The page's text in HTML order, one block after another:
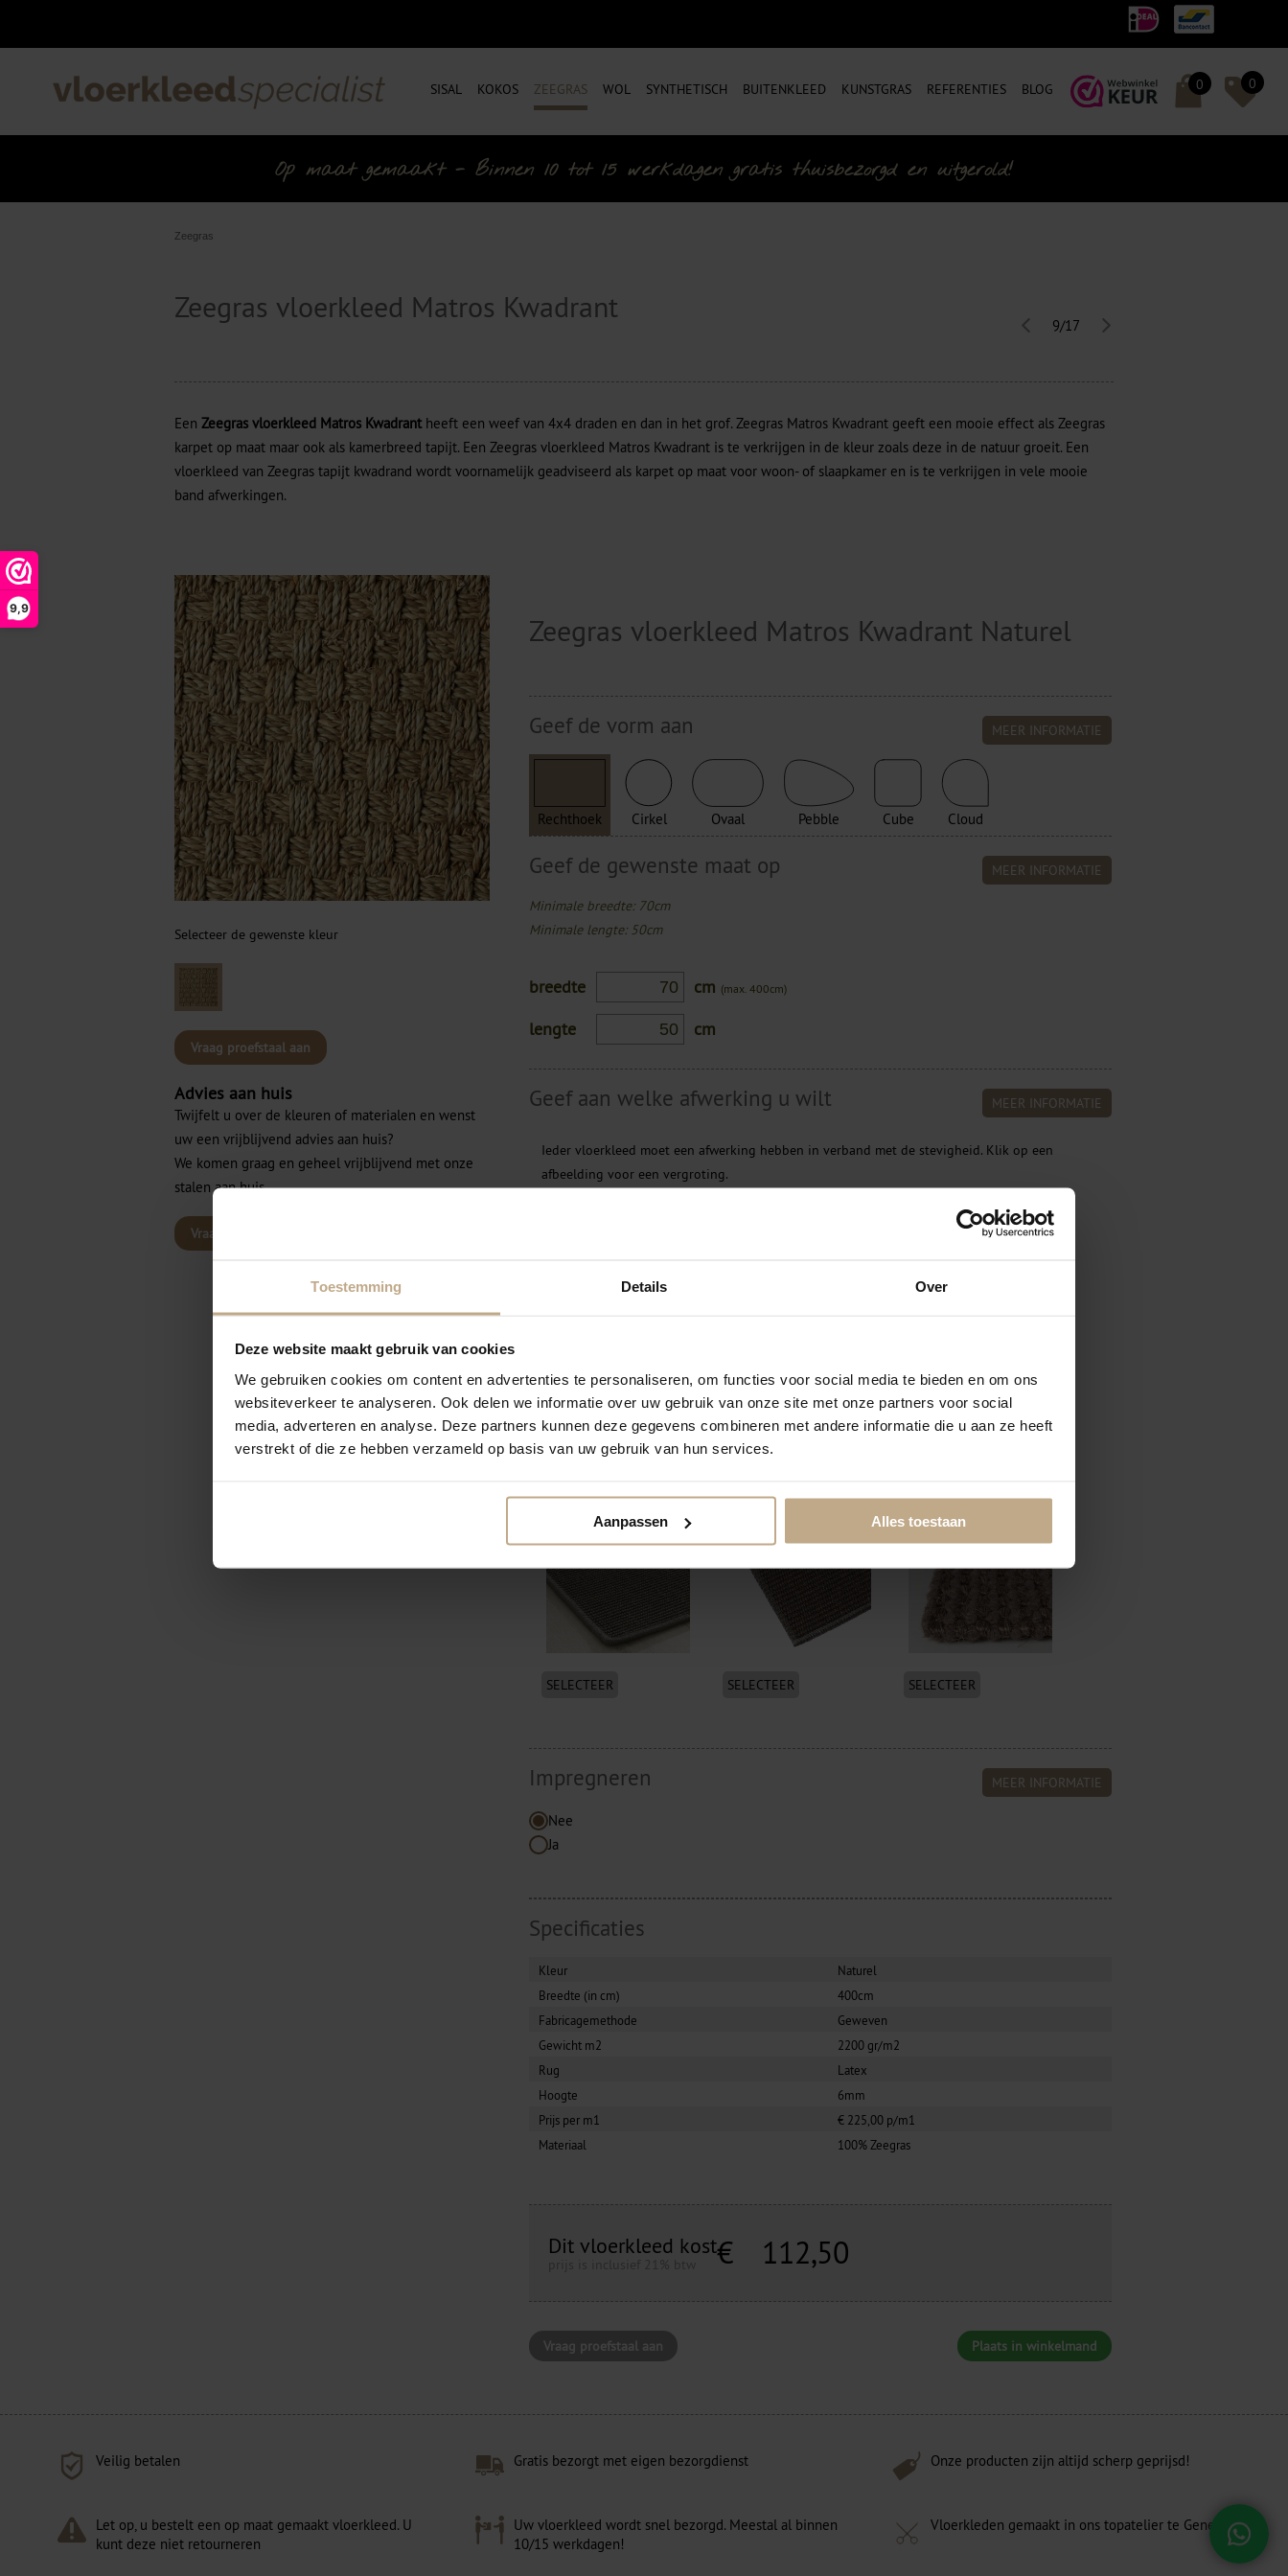
Toestemming Details Over
Deze website maakt gebruik van cookies
We gebruiken cookies om content en advertenties te personaliseren, om functies voor social media te bieden en om ons
websiteverkeer te analyseren. Ook delen we informatie over uw gebruik van onze site met onze partners voor social
media, adverteren en analyse. Deze partners kunnen deze gegevens combineren met andere informatie die u aan ze heeft
verstrekt of die ze hebben verzameld op basis van uw gebruik van hun services.
Aanpassen Alles toestaan
9,9
SISAL KOKOS ZEEGRAS WOL SYNTHETISCH BUITENKLEED KUNSTGRAS REFERENTIES BLOG 0 0
Op maat gemaakt - Binnen 10 tot 15 werkdagen gratis thuisbezorgd en uitgerold!
Zeegras
Zeegras vloerkleed Matros Kwadrant
9/17
Een Zeegras vloerkleed Matros Kwadrant heeft een weef van 4x4 draden en dan in het grof. Zeegras Matros Kwadrant geeft een mooie effect als Zeegras
karpet op maat maar ook als kamerbreed tapijt. Een Zeegras vloerkleed Matros Kwadrant is te verkrijgen in de kleur zoals deze in de natuur groeit. Een
vloerkleed van Zeegras tapijt kwadrand wordt voornamelijk geadviseerd als karpet op maat voor woon- of slaapkamer en is te verkrijgen in vele mooie
band afwerkingen.
Selecteer de gewenste kleur
Vraag proefstaal aan
Advies aan huis
Twijfelt u over de kleuren of materialen en wenst
uw een vrijblijvend advies aan huis?
We komen graag en geheel vrijblijvend met onze
stalen aan huis.
Vraag advies aan
Zeegras vloerkleed Matros Kwadrant Naturel
Geef de vorm aan MEER INFORMATIE
Rechthoek Cirkel Ovaal Pebble Cube Cloud
Geef de gewenste maat op MEER INFORMATIE
Minimale breedte: 70cm
Minimale lengte: 50cm
breedte cm (max. 400cm)
lengte cm
Geef aan welke afwerking u wilt MEER INFORMATIE
Ieder vloerkleed moet een afwerking hebben in verband met de stevigheid. Klik op een
afbeelding voor een vergroting.
SELECTEER SELECTEER
Banderen Blind gestikt
SELECTEER
SELECTEER SELECTEER SELECTEER
Impregneren MEER INFORMATIE
Nee
Ja
Specificaties
Kleur
Naturel
Breedte (in cm)
400cm
Fabricagemethode
Geweven
Gewicht m2
2200 gr/m2
Rug
Latex
Hoogte
6mm
Prijs per m1
€ 225,00 p/m1
Materiaal
100% Zeegras
Dit vloerkleed kost€ 112,50
Vraag proefstaal aan Plaats in winkelmand
Veilig betalen Gratis bezorgt met eigen bezorgdienst Onze producten zijn altijd scherp geprijsd!
Let op, u bestelt een op maat gemaakt vloerkleed. U
kunt deze niet retourneren
Uw vloerkleed wordt snel bezorgd. Meestal al binnen
10/15 werkdagen!
Vloerkleden gemaakt in ons topatelier te Genemuiden!